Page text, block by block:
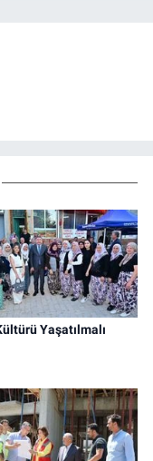
Yaşatılmalı